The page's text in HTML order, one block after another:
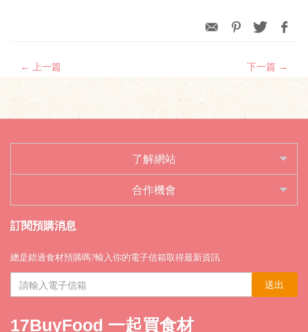
← 上一篇 下一篇 →
了解網站
合作機會
訂閱預購消息
總是錯過食材預購嗎?輸入你的電子信箱取得最新資訊
送出
17BuyFood 一起買食材